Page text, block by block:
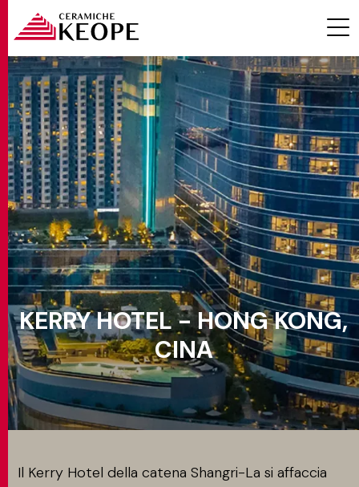
PROGETTI
MAGAZINE
EVENTI
CONTATTI
MATCH APP
KERRY HOTEL - HONG KONG,
CINA
Il Kerry Hotel della catena Shangri-La si affaccia